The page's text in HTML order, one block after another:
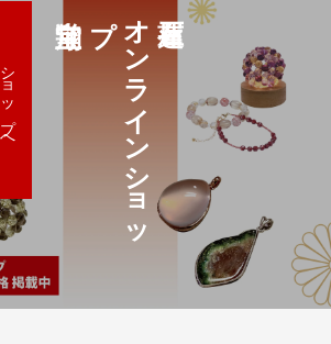
オ
ン
ラ
イ
ン
シ
ョ
ッ
プ
ショップへ